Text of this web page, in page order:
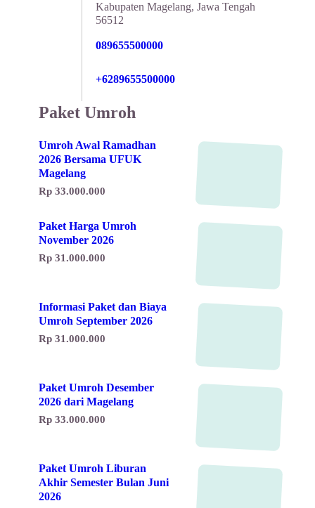
Kabupaten Magelang, Jawa Tengah
56512
089655500000
+6289655500000
Paket Umroh
Umroh Awal Ramadhan
2026 Bersama UFUK
Magelang
Rp 33.000.000
Paket Harga Umroh
November 2026
Rp 31.000.000
Informasi Paket dan Biaya
Umroh September 2026
Rp 31.000.000
Paket Umroh Desember
2026 dari Magelang
Rp 33.000.000
Paket Umroh Liburan
Akhir Semester Bulan Juni
2026